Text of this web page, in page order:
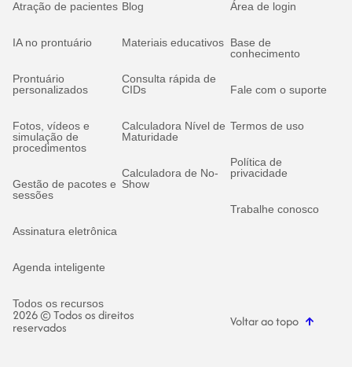
Atração de pacientes
IA no prontuário
Prontuário
personalizados
Fotos, vídeos e
simulação de
procedimentos
Gestão de pacotes e
sessões
Assinatura eletrônica
Agenda inteligente
Todos os recursos
Blog
Materiais educativos
Consulta rápida de
CIDs
Calculadora Nível de
Maturidade
Calculadora de No-
Show
Área de login
Base de
conhecimento
Fale com o suporte
Termos de uso
Política de
privacidade
Trabalhe conosco
2026 © Todos os direitos
reservados Voltar ao topo